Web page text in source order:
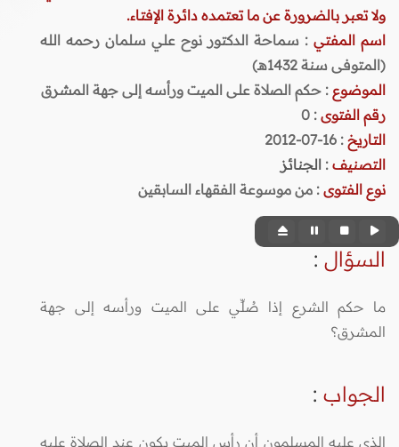
ولا تعبر بالضرورة عن ما تعتمده دائرة الإفتاء.
اسم المفتي : سماحة الدكتور نوح علي سلمان رحمه الله
(المتوفى سنة 1432هـ)
الموضوع : حكم الصلاة على الميت ورأسه إلى جهة المشرق
رقم الفتوى :
0
التاريخ : 16-07-2012
التصنيف : الجنائز
نوع الفتوى : من موسوعة الفقهاء السابقين
السؤال :
ما حكم الشرع إذا صُلِّي على الميت ورأسه إلى جهة
المشرق؟
الجواب :
الذي عليه المسلمون أن رأس الميت يكون عند الصلاة عليه